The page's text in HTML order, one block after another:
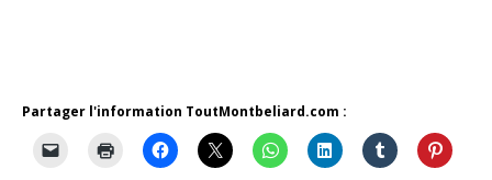
Partager l'information ToutMontbeliard.com :